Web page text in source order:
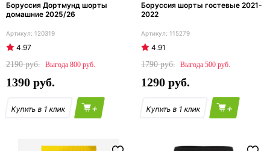
Боруссия Дортмунд шорты
домашние 2025/26
120319
4.97
2190
800
1390
+
Боруссия шорты гостевые 2021-
2022
115279
4.91
1790
500
1290
+